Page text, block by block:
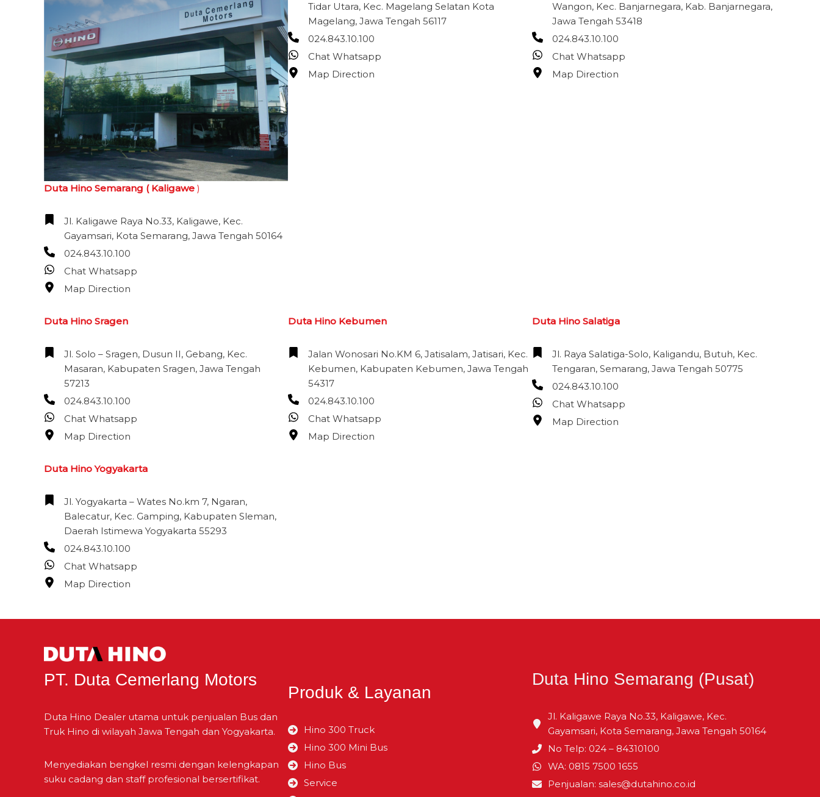
Duta Hino Semarang ( Kaligawe )
Jl. Kaligawe Raya No.33, Kaligawe, Kec.
Gayamsari, Kota Semarang, Jawa Tengah 50164
024.843.10.100
Chat Whatsapp
Map Direction
Tidar Utara, Kec. Magelang Selatan Kota
Magelang, Jawa Tengah 56117
024.843.10.100
Chat Whatsapp
Map Direction
Wangon, Kec. Banjarnegara, Kab. Banjarnegara,
Jawa Tengah 53418
024.843.10.100
Chat Whatsapp
Map Direction
Duta Hino Sragen
Jl. Solo – Sragen, Dusun II, Gebang, Kec.
Masaran, Kabupaten Sragen, Jawa Tengah
57213
024.843.10.100
Chat Whatsapp
Map Direction
Duta Hino Kebumen
Jalan Wonosari No.KM 6, Jatisalam, Jatisari, Kec.
Kebumen, Kabupaten Kebumen, Jawa Tengah
54317
024.843.10.100
Chat Whatsapp
Map Direction
Duta Hino Salatiga
Jl. Raya Salatiga-Solo, Kaligandu, Butuh, Kec.
Tengaran, Semarang, Jawa Tengah 50775
024.843.10.100
Chat Whatsapp
Map Direction
Duta Hino Yogyakarta
Jl. Yogyakarta – Wates No.km 7, Ngaran,
Balecatur, Kec. Gamping, Kabupaten Sleman,
Daerah Istimewa Yogyakarta 55293
024.843.10.100
Chat Whatsapp
Map Direction
PT. Duta Cemerlang Motors
Duta Hino Dealer utama untuk penjualan Bus dan
Truk Hino di wilayah Jawa Tengah dan Yogyakarta.
Menyediakan bengkel resmi dengan kelengkapan
suku cadang dan staff profesional bersertifikat.
Produk & Layanan
Hino 300 Truck
Hino 300 Mini Bus
Hino Bus
Service
Duta Hino Semarang (Pusat)
Jl. Kaligawe Raya No.33, Kaligawe, Kec.
Gayamsari, Kota Semarang, Jawa Tengah 50164
No Telp: 024 – 84310100
WA: 0815 7500 1655
Penjualan: sales@dutahino.co.id